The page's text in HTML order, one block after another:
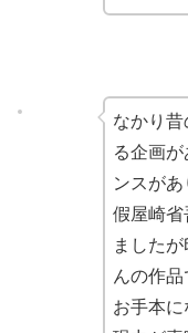
なかり
る企画
ンスがあ
假屋崎省
ました
んの作品
お手本